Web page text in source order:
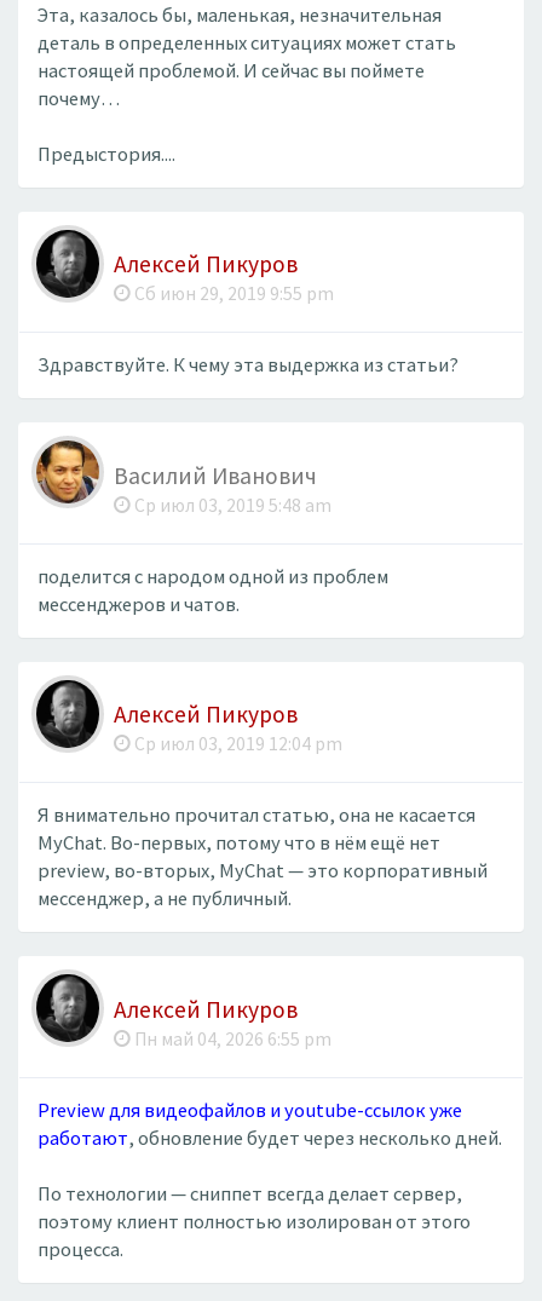
Эта, казалось бы, маленькая, незначительная
деталь в определенных ситуациях может стать
настоящей проблемой. И сейчас вы поймете
почему…
Предыстория....
Алексей Пикуров
Сб июн 29, 2019 9:55 pm
Здравствуйте. К чему эта выдержка из статьи?
Василий Иванович
Ср июл 03, 2019 5:48 am
поделится с народом одной из проблем
мессенджеров и чатов.
Алексей Пикуров
Ср июл 03, 2019 12:04 pm
Я внимательно прочитал статью, она не касается
MyChat. Во-первых, потому что в нём ещё нет
preview, во-вторых, MyChat — это корпоративный
мессенджер, а не публичный.
Алексей Пикуров
Пн май 04, 2026 6:55 pm
Preview для видеофайлов и youtube-ссылок уже
работают, обновление будет через несколько дней.
По технологии — сниппет всегда делает сервер,
поэтому клиент полностью изолирован от этого
процесса.